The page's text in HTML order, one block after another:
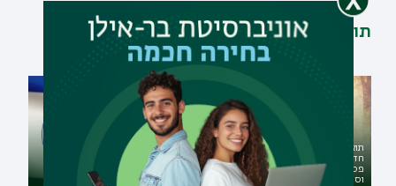
תוכניות דומות
תואר ראשון משולב מדעי החברה
חד-חוגי - מסלול פרט בתחומי
פסיכולוגיה, קרימינולוגיה
וסוציולוגיה
תואר שני במדעי המדינה במגמת
אסטרטגיה, מודיעין וביטחון לאומי